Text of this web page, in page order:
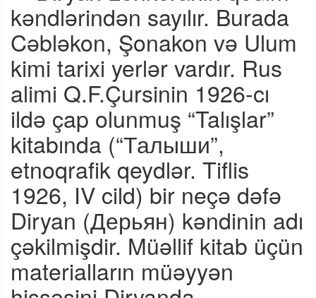
kəndlərindən sayılır. Burada
Cəbləkon, Şonakon və Ulum
kimi tarixi yerlər vardır. Rus
alimi Q.F.Çursinin 1926-cı
ildə çap olunmuş “Talışlar”
kitabında (“Талыши”,
etnoqrafik qeydlər. Tiflis
1926, IV cild) bir neçə dəfə
Diryan (Дерьян) kəndinin adı
çəkilmişdir. Müəllif kitab üçün
materialların müəyyən